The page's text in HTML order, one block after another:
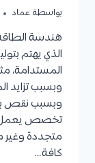
بواسطة عماد
هندسة
الذي يهتم
المستدامة،
وبسبب تزايد
وبسبب نقص
تخصص يعمل
متجددة وغير
كافة…